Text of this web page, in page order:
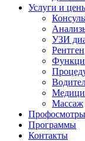
Услуги и
УЗИ
Рентген
Массаж
Профосмотры
Программы
Контакты